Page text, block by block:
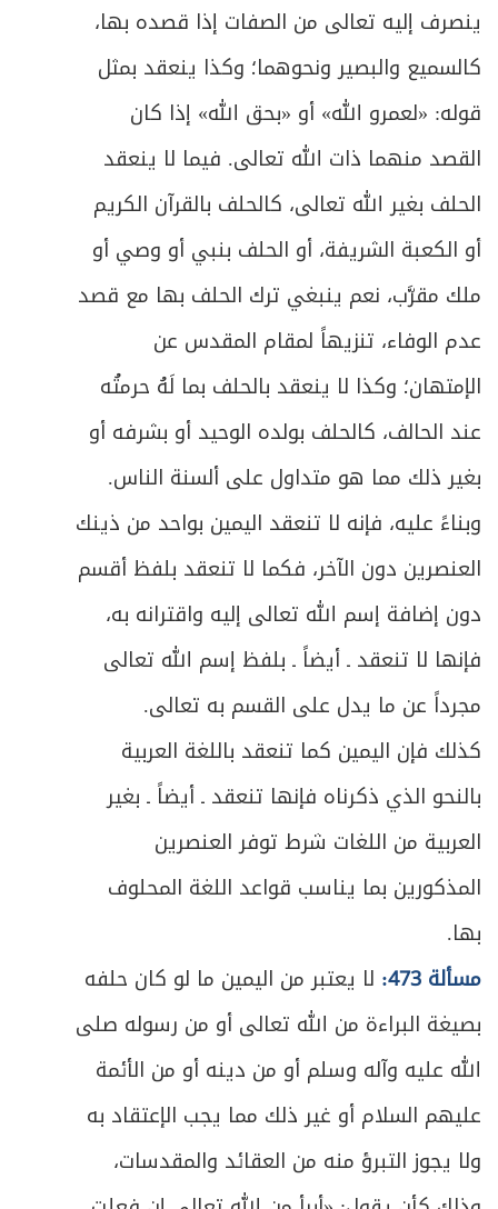
ينصرف إليه تعالى من الصفات إذا قصده بها،
كالسميع والبصير ونحوهما؛ وكذا ينعقد بمثل
قوله: «لعمرو الله» أو «بحق الله» إذا كان
القصد منهما ذات الله تعالى. فيما لا ينعقد
الحلف بغير الله تعالى، كالحلف بالقرآن الكريم
أو الكعبة الشريفة، أو الحلف بنبي أو وصي أو
ملك مقرَّب، نعم ينبغي ترك الحلف بها مع قصد
عدم الوفاء، تنزيهاً لمقام المقدس عن
الإمتهان؛ وكذا لا ينعقد بالحلف بما لَهُ حرمتُه
عند الحالف، كالحلف بولده الوحيد أو بشرفه أو
بغير ذلك مما هو متداول على ألسنة الناس.
وبناءً عليه، فإنه لا تنعقد اليمين بواحد من ذينك
العنصرين دون الآخر، فكما لا تنعقد بلفظ أقسم
دون إضافة إسم الله تعالى إليه واقترانه به،
فإنها لا تنعقد ـ أيضاً ـ بلفظ إسم الله تعالى
مجرداً عن ما يدل على القسم به تعالى.
كذلك فإن اليمين كما تنعقد باللغة العربية
بالنحو الذي ذكرناه فإنها تنعقد ـ أيضاً ـ بغير
العربية من اللغات شرط توفر العنصرين
المذكورين بما يناسب قواعد اللغة المحلوف
بها.
مسألة 473:
لا يعتبر من اليمين ما لو كان حلفه
بصيغة البراءة من الله تعالى أو من رسوله صلى
الله عليه وآله وسلم أو من دينه أو من الأئمة
عليهم السلام أو غير ذلك مما يجب الإعتقاد به
ولا يجوز التبرؤ منه من العقائد والمقدسات،
ص
627 المبحث الرابع: في أحكام المفقود زوجها
ص
634 المبحث الخامس: في أحكام عامة/ الطلاق
637 الفصل الثاني في الخلع والمباراة
ص
639 المبحث الأول: في الخلع
ص
645 المبحث الثاني: في المباراة
656 الباب الثالث: في الميراث
ص
659
الفصل الأول: في موجبات الإرث وأقسام الوارث
وشروطه
ص
661 المبحث الأول: في موجبات الإرث وطبقات الوارث
ص
664
المبحث الثاني: في مرتكزات تقدير الحصص
وأقسام الوارث من هذه الجهة
671 المبحث الثالث: في الشروط المعتبرة في الوارث
684 الفصل الثاني: في كيفية توزيع التركة
ص685 المبحث الأول: في إرث المتقربين بالنسب
716 المبحث الثاني: في تفصيل إرث ذوي الأسباب
ص
720 في ميراث ذوي الحالات المشكلة
723
عليهم ونحوهم
ص
729 المبحث الثاني: في ميراث الخنثى
ص
731
المبحث الثالث: في أمور مشكلة متفرقة
بالميراث